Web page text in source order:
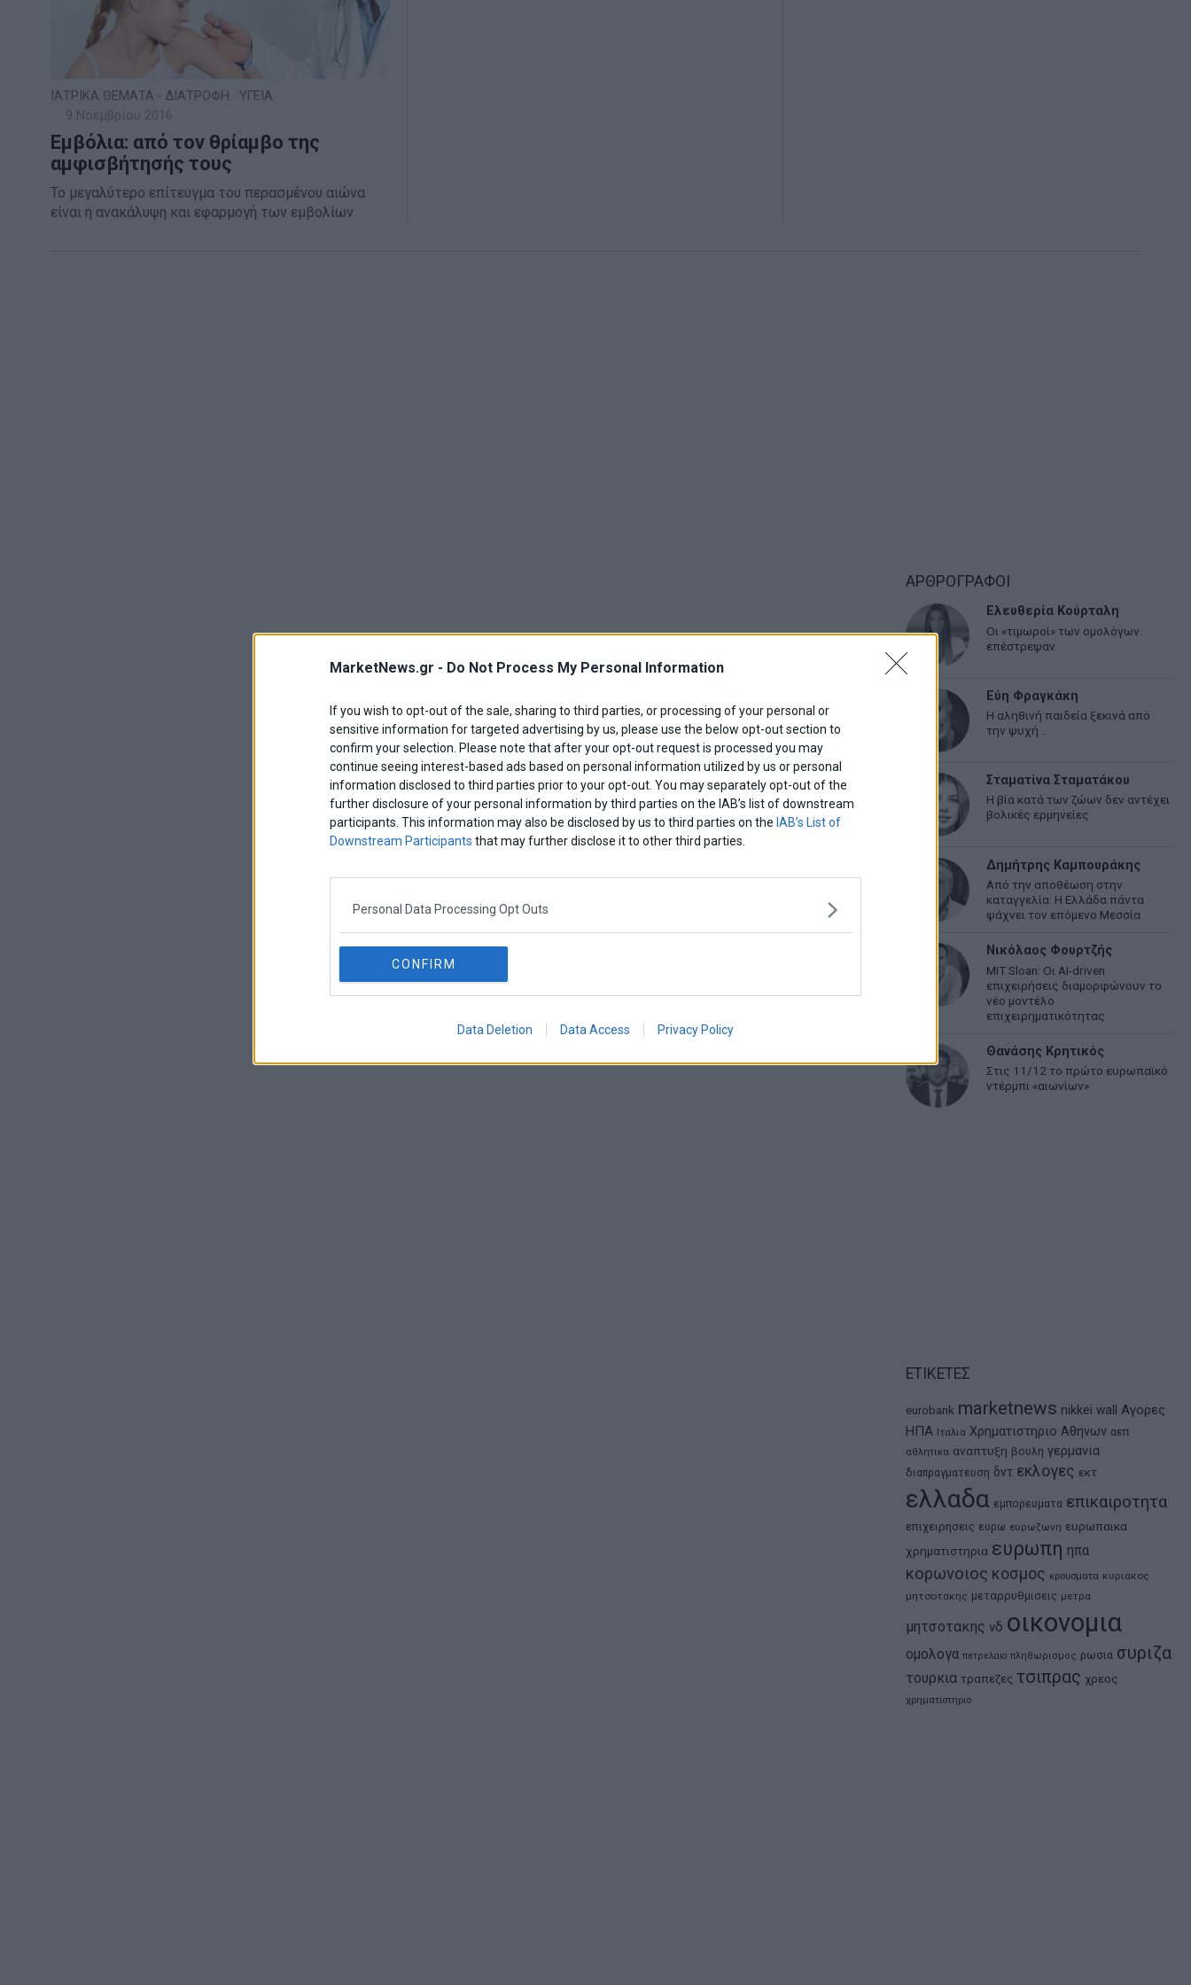
MarketNews.gr - Do Not Process My Personal Information
If you wish to opt-out of the sale, sharing to third parties, or processing of your personal or
sensitive information for targeted advertising by us, please use the below opt-out section to
confirm your selection. Please note that after your opt-out request is processed you may
continue seeing interest-based ads based on personal information utilized by us or personal
information disclosed to third parties prior to your opt-out. You may separately opt-out of the
further disclosure of your personal information by third parties on the IAB’s list of downstream
participants. This information may also be disclosed by us to third parties on the IAB’s List of
Downstream Participants that may further disclose it to other third parties.
Personal Data Processing Opt Outs
CONFIRM
Data Deletion Data Access Privacy Policy
ΙΑΤΡΙΚΑ ΘΕΜΑΤΑ - ΔΙΑΤΡΟΦΗ
ΥΓΕΙΑ
9 Νοεμβρίου 2016
Εμβόλια: από τον θρίαμβο της
αμφισβήτησής τους
Το μεγαλύτερο επίτευγμα του περασμένου αιώνα
είναι η ανακάλυψη και εφαρμογή των εμβολίων
ΑΡΘΡΟΓΡΑΦΟΙ
Ελευθερία Κούρταλη
Οι «τιμωροί» των ομολόγων
επέστρεψαν
Εύη Φραγκάκη
Η αληθινή παιδεία ξεκινά από
την ψυχή…
Σταματίνα Σταματάκου
Η βία κατά των ζώων δεν αντέχει
βολικές ερμηνείες
Δημήτρης Καμπουράκης
Από την αποθέωση στην
καταγγελία: Η Ελλάδα πάντα
ψάχνει τον επόμενο Μεσσία
Νικόλαος Φουρτζής
MIT Sloan: Οι AI-driven
επιχειρήσεις διαμορφώνουν το
νέο μοντέλο
επιχειρηματικότητας
Θανάσης Κρητικός
Στις 11/12 το πρώτο ευρωπαϊκό
ντέρμπι «αιωνίων»
ΕΤΙΚΕΤΕΣ
eurobank marketnews nikkei wall
Αγορες
ΗΠΑ Ιταλια Χρηματιστηριο Αθηνων αεπ
αθλητικα αναπτυξη βουλη γερμανια
διαπραγματευση δντ εκλογες εκτ
ελλαδα εμπορευματα επικαιροτητα
επιχειρησεις ευρω ευρωζωνη ευρωπαικα
χρηματιστηρια ευρωπη ηπα
κορωνοιος κοσμος κρουσματα κυριακος
μητσοτακης μεταρρυθμισεις μετρα
μητσοτακης νδ οικονομια
ομολογα πετρελαιο πληθωρισμος ρωσια συριζα
τουρκια τραπεζες τσιπρας χρεος
χρηματιστηριο